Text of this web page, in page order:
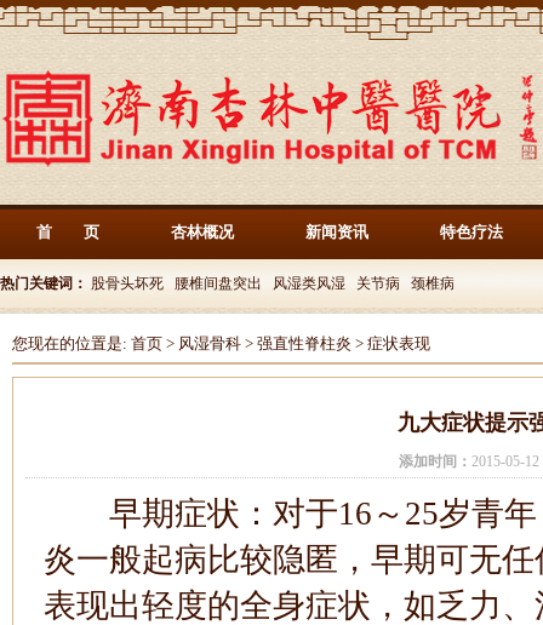
首 页 杏林概况 新闻资讯 特色疗法
热门关键词： 股骨头坏死 腰椎间盘突出 风湿类风湿 关节病 颈椎病
您现在的位置是: 首页 > 风湿骨科 > 强直性脊柱炎 > 症状表现
九大症状提示
添加时间： 2015-05-
早期症状：对于16～25岁青年
炎一般起病比较隐匿，早期可无
表现出轻度的全身症状，如乏力